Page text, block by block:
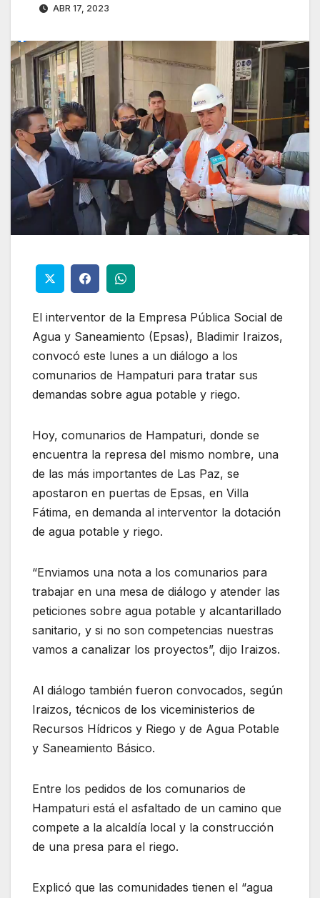
ABR 17, 2023
El interventor de la Empresa Pública Social de
Agua y Saneamiento (Epsas), Bladimir Iraizos,
convocó este lunes a un diálogo a los
comunarios de Hampaturi para tratar sus
demandas sobre agua potable y riego.
Hoy, comunarios de Hampaturi, donde se
encuentra la represa del mismo nombre, una
de las más importantes de Las Paz, se
apostaron en puertas de Epsas, en Villa
Fátima, en demanda al interventor la dotación
de agua potable y riego.
“Enviamos una nota a los comunarios para
trabajar en una mesa de diálogo y atender las
peticiones sobre agua potable y alcantarillado
sanitario, y si no son competencias nuestras
vamos a canalizar los proyectos”, dijo Iraizos.
Al diálogo también fueron convocados, según
Iraizos, técnicos de los viceministerios de
Recursos Hídricos y Riego y de Agua Potable
y Saneamiento Básico.
Entre los pedidos de los comunarios de
Hampaturi está el asfaltado de un camino que
compete a la alcaldía local y la construcción
de una presa para el riego.
Explicó que las comunidades tienen el “agua